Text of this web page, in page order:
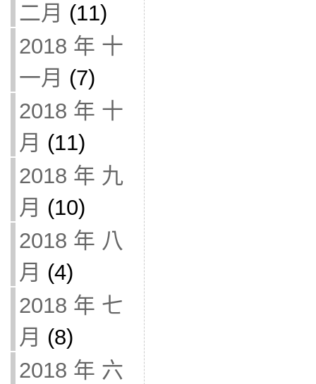
二月 (11)
2018 年 十
一月 (7)
2018 年 十
月 (11)
2018 年 九
月 (10)
2018 年 八
月 (4)
2018 年 七
月 (8)
2018 年 六